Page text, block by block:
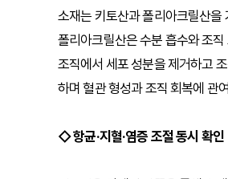
소재는 키토산과 폴리아크릴산을
폴리아크릴산은 수분 흡수와 조
조직에서 세포 성분을 제거하고
하며 혈관 형성과 조직 회복에 관
◇ 항균·지혈·염증 조절 동시 확인